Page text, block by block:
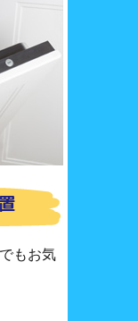
もお気